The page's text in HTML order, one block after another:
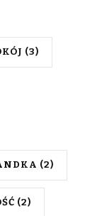
(3)
(2)
(2)